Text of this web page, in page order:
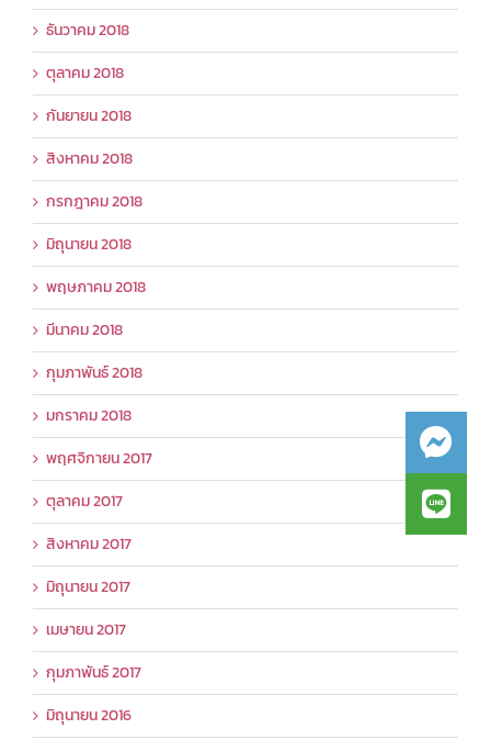
ธันวาคม 2018
ตุลาคม 2018
กันยายน 2018
สิงหาคม 2018
กรกฎาคม 2018
มิถุนายน 2018
พฤษภาคม 2018
มีนาคม 2018
กุมภาพันธ์ 2018
มกราคม 2018
พฤศจิกายน 2017
ตุลาคม 2017
สิงหาคม 2017
มิถุนายน 2017
เมษายน 2017
กุมภาพันธ์ 2017
มิถุนายน 2016